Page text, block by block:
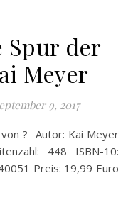
Spur der
Meyer
9, 2017
448 ISBN-10:
Preis: 19,99 Euro